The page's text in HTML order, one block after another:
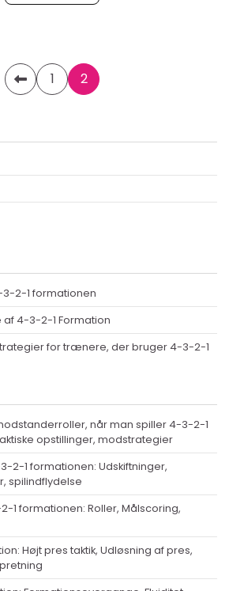
1 2
2-1 formationen
af 4-3-2-1 Formation
for trænere, der bruger 4-3-2-1
når man spiller 4-3-2-1
opstillinger, modstrategier
2-1 formationen: Udskiftninger,
spilindflydelse
1 formationen: Roller, Målscoring,
Højt pres taktik, Udløsning af pres,